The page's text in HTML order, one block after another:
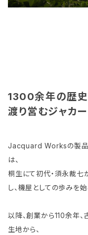
1300余年の歴史
渡り営むジャカ
Jacquard Worksの製品
は、
桐生にて初代・須永裁七
し、機屋としての歩みを
以降、創業から110余年
生地から、